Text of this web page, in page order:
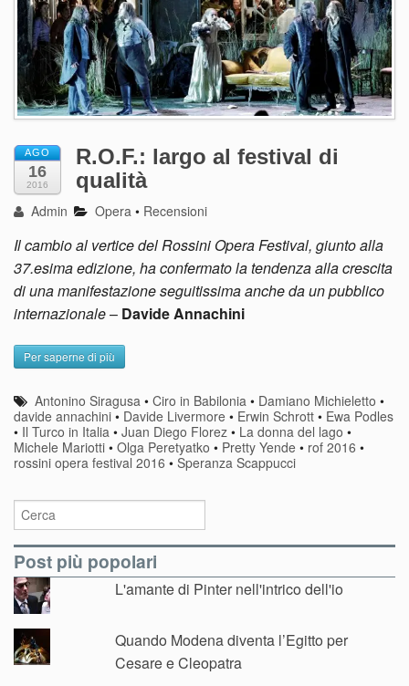
AGO
16
2016
R.O.F.: largo al festival di
qualità
Admin Opera • Recensioni
Il cambio al vertice del Rossini Opera Festival, giunto alla
37.esima edizione, ha confermato la tendenza alla crescita
di una manifestazione seguitissima anche da un pubblico
internazionale– Davide Annachini
Per saperne di più
Antonino Siragusa •Ciro in Babilonia • Damiano Michieletto •
davide annachini • Davide Livermore • Erwin Schrott • Ewa Podles
• Il Turco in Italia • Juan Diego Florez • La donna del lago •
Michele Mariotti • Olga Peretyatko • Pretty Yende • rof 2016 •
rossini opera festival 2016 • Speranza Scappucci
Post più popolari
L'amante di Pinter nell'intrico dell'io
Quando Modena diventa l’Egitto per
Cesare e Cleopatra